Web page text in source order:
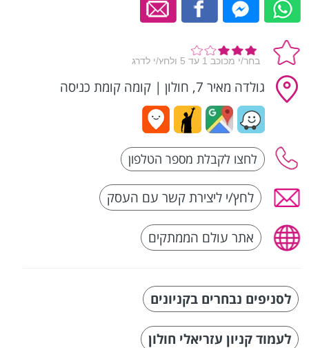
גולדה מאיר 7, חולון | קומה קומת כניסה
לחץ/י ליצירת קשר עם העסק
אתר עולם הממתקים
לסניפים נבחרים בקניונים
לעמוד קניון עזריאלי חולון